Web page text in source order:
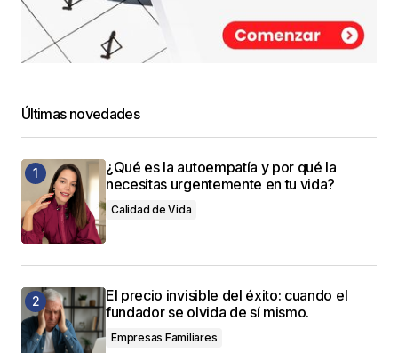
Últimas novedades
¿Qué es la autoempatía y por qué la
necesitas urgentemente en tu vida?
Calidad de Vida
El precio invisible del éxito: cuando el
fundador se olvida de sí mismo.
Empresas Familiares